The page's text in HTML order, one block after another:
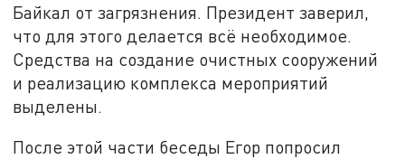
Байкал от загрязнения. Президент заверил,
что для этого делается всё необходимое.
Средства на создание очистных сооружений
и реализацию комплекса мероприятий
выделены.
После этой части беседы Егор попросил